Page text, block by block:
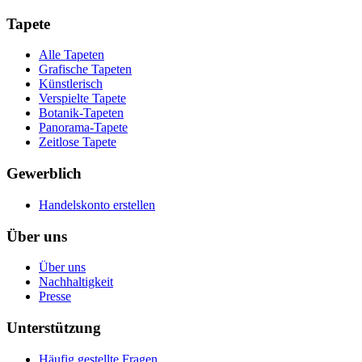
Tapete
Alle Tapeten
Grafische Tapeten
Künstlerisch
Verspielte Tapete
Botanik-Tapeten
Panorama-Tapete
Zeitlose Tapete
Gewerblich
Handelskonto erstellen
Über uns
Über uns
Nachhaltigkeit
Presse
Unterstützung
Häufig gestellte Fragen